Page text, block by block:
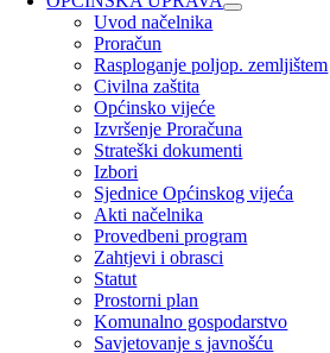
Uvod načelnika
Proračun
Rasploganje poljop. zemljištem
Civilna zaštita
Općinsko vijeće
Izvršenje Proračuna
Strateški dokumenti
Izbori
Sjednice Općinskog vijeća
Akti načelnika
Provedbeni program
Zahtjevi i obrasci
Statut
Prostorni plan
Komunalno gospodarstvo
Savjetovanje s javnošću